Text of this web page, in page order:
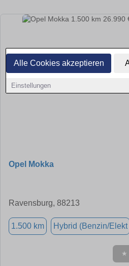
Alle Cookies akzeptieren
Einstellungen
Opel Mokka
Ravensburg, 88213
1.500 km Hybrid (Benzin/Elekt
★